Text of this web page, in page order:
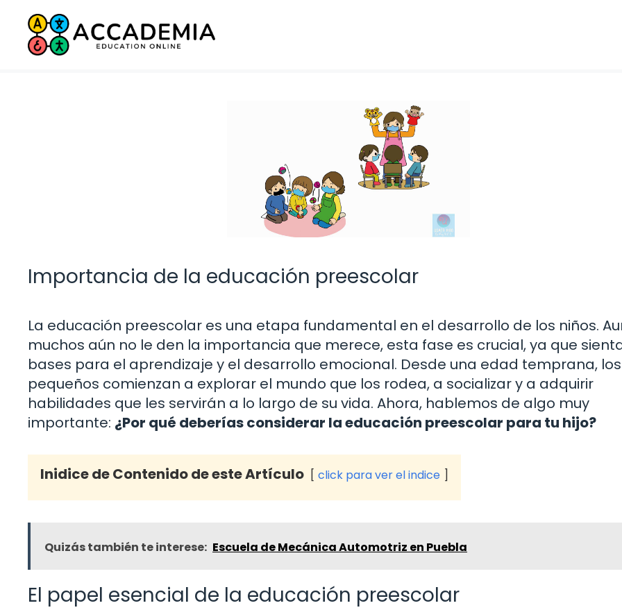
Saltar
contenido
Importancia de la educación preescolar
La educación preescolar es una etapa fundamental en el desarrollo de los niños.
muchos aún no le den la importancia que merece, esta fase es crucial, ya que
bases para el aprendizaje y el desarrollo emocional. Desde una edad temprana, los
pequeños comienzan a explorar el mundo que los rodea, a socializar y a adquirir
habilidades que les servirán a lo largo de su vida. Ahora, hablemos de algo muy
importante: ¿Por qué deberías considerar la educación preescolar para tu hijo?
Inidice de Contenido de este Artículo click para ver el indice
Quizás también te interese: Escuela de Mecánica Automotriz en Puebla
El papel esencial de la educación preescolar